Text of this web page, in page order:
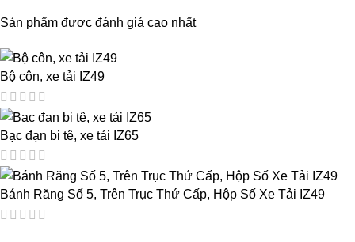
Sản phẩm được đánh giá cao nhất
Bộ côn, xe tải IZ49
Bạc đạn bi tê, xe tải IZ65
Bánh Răng Số 5, Trên Trục Thứ Cấp, Hộp Số Xe Tải IZ49